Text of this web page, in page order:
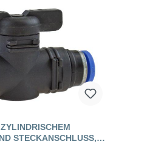
STECKANSCHLUSS, S